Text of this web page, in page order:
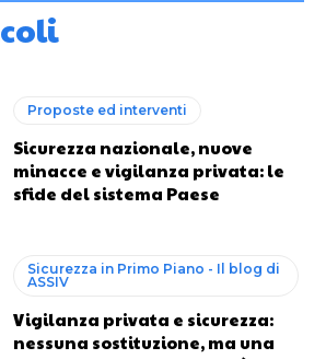
Proposte ed interventi
Sicurezza nazionale, nuove
minacce e vigilanza privata: le
sfide del sistema Paese
Sicurezza in Primo Piano - Il blog di
ASSIV
Vigilanza privata e sicurezza:
nessuna sostituzione, ma una